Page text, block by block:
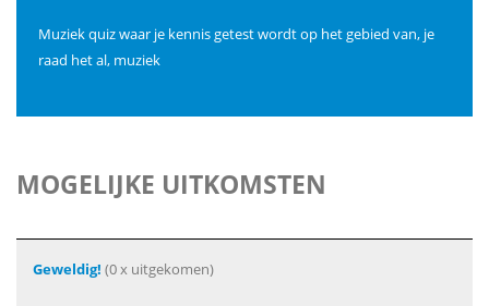
Muziek quiz waar je kennis getest wordt op het gebied van, je
raad het al, muziek
MOGELIJKE UITKOMSTEN
Geweldig! (0 x uitgekomen)